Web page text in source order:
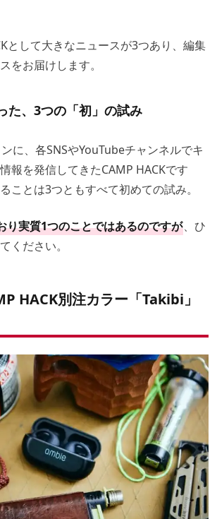
として大きなニュースが3つあり、編集
をお届けします。
た、3つの「初」の試み
に、各SNSやYouTubeチャンネルでキ
報を発信してきたCAMP HACKです
ことは3つともすべて初めての試み。
り実質1つのことではあるのですが、ひ
ください。
HACK別注カラー「Takibi」